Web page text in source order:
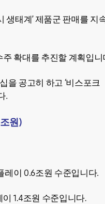
생태계’ 제품군 판매를 지
확대를 추진할 계획입니
을 공고히 하고 ‘비스포크
.
원)
레이 0.6조원 수준입니다.
1.4조원 수준입니다.